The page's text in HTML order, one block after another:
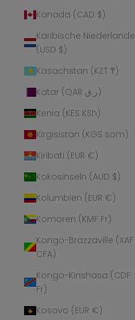
Kanada (CAD $)
Karibische Niederlande
(USD $)
Kasachstan (KZT ₸)
Katar (QAR ر.ق)
Kenia (KES KSh)
Kirgisistan (KGS som)
Kiribati (EUR €)
Kokosinseln (AUD $)
Kolumbien (EUR €)
Komoren (KMF Fr)
Kongo-Brazzaville (XAF
CFA)
Kongo-Kinshasa (CDF
Fr)
Kosovo (EUR €)